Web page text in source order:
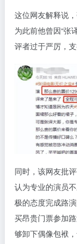
这位网友解释说
为此前他曾因“张
评者过于严厉，
同时，该网友批
认为专业的演员
极的态度完成路
买昂贵门票参加
够卸下偶像包袱